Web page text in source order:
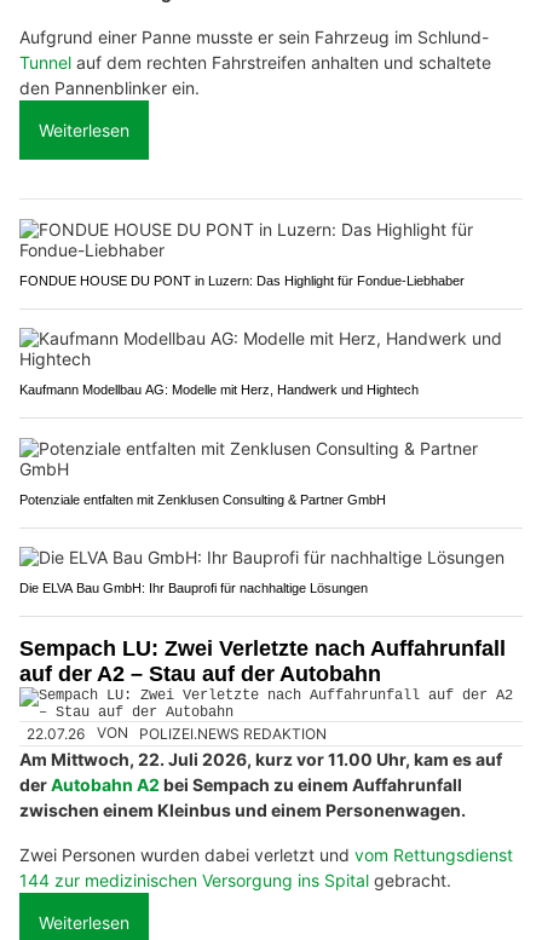
Aufgrund einer Panne musste er sein Fahrzeug im Schlund-
Tunnel auf dem rechten Fahrstreifen anhalten und schaltete
den Pannenblinker ein.
Weiterlesen
FONDUE HOUSE DU PONT in Luzern: Das Highlight für Fondue-Liebhaber
Kaufmann Modellbau AG: Modelle mit Herz, Handwerk und Hightech
Potenziale entfalten mit Zenklusen Consulting & Partner GmbH
Die ELVA Bau GmbH: Ihr Bauprofi für nachhaltige Lösungen
Sempach LU: Zwei Verletzte nach Auffahrunfall
auf der A2 – Stau auf der Autobahn
22.07.26 VON POLIZEI.NEWS REDAKTION
Am Mittwoch, 22. Juli 2026, kurz vor 11.00 Uhr, kam es auf
derAutobahn A2 bei Sempach zu einem Auffahrunfall
zwischen einem Kleinbus und einem Personenwagen.
Zwei Personen wurden dabei verletzt und vom Rettungsdienst
144 zur medizinischen Versorgung ins Spital gebracht.
Weiterlesen